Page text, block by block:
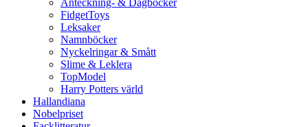
Anteckning- & Dagböcker
FidgetToys
Leksaker
Namnböcker
Nyckelringar & Smått
Slime & Leklera
TopModel
Harry Potters värld
Hallandiana
Nobelpriset